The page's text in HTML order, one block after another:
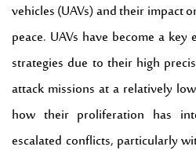
vehicles (UAVs) and their impact
peace. UAVs have become a
strategies due to their high
attack missions at a relatively
how their proliferation has
escalated conflicts, particularly